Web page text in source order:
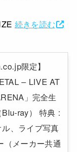
続きを読む
限定】
– LIVE AT
」完全生
Blu-ray） 特典 :
、ライブ写真
（メーカー共通